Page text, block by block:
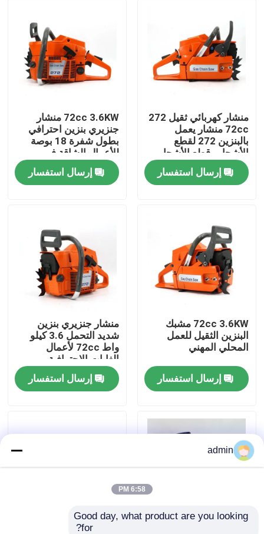
المنتجات
فيديوهات
عرض المصنع
اتصل بنا
اطلب اقتباس
بالمنشار البنزين
منشار صغير محمول باليد
منشار كهربائي ثقيل 272
72cc منشار يعمل
بالبنزين 272 لقطع
الأشجار وقطع الأشجار
الكبيرة
إرسال استفسار
72cc 3.6KW منشار
جنزيري بنزين احترافي
بطول شفرة 18 بوصة
للأعمال الشاقة في
الغابات والمزارع
إرسال استفسار
72cc 3.6KW مشبك
البنزين الثقيل للعمل
المحلي المهني
إرسال استفسار
منشار جنزيري بنزين
شديد التحمل 3.6 كيلو
واط 72cc لأعمال
الغابات الاحترافية
إرسال استفسار
admin
6:58 PM
Good day, what product are you looking
for?